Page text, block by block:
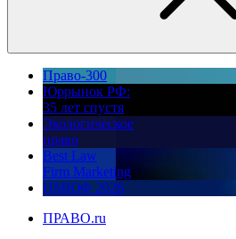
Право-300
Юррынок РФ:
35 лет спустя
Экологическое
право
Best Law
Firm Marketing
ПМЮФ 2026
ПРАВО.ru